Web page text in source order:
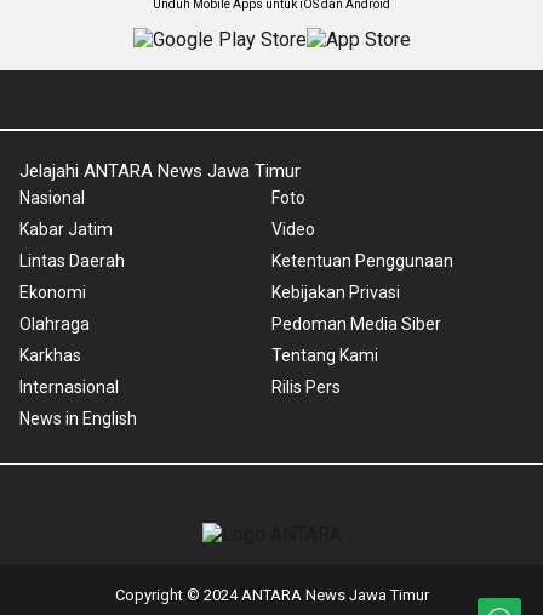
Unduh Mobile Apps untuk iOS dan Android
Jelajahi ANTARA News Jawa Timur
Nasional
Kabar Jatim
Lintas Daerah
Ekonomi
Olahraga
Karkhas
Internasional
News in English
Foto
Video
Ketentuan Penggunaan
Kebijakan Privasi
Pedoman Media Siber
Tentang Kami
Rilis Pers
Copyright © 2024 ANTARA News Jawa Timur